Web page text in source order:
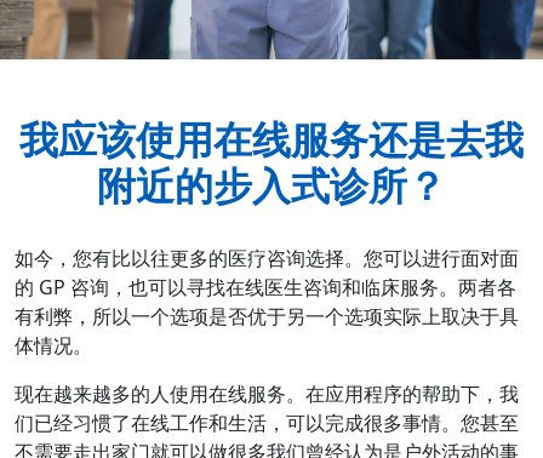
我应该使用在线服务还是去我
附近的步入式诊所？
如今，您有比以往更多的医疗咨询选择。您可以进行面对面
的 GP 咨询，也可以寻找在线医生咨询和临床服务。两者各
有利弊，所以一个选项是否优于另一个选项实际上取决于具
体情况。
现在越来越多的人使用在线服务。在应用程序的帮助下，我
们已经习惯了在线工作和生活，可以完成很多事情。您甚至
不需要走出家门就可以做很多我们曾经认为是户外活动的事